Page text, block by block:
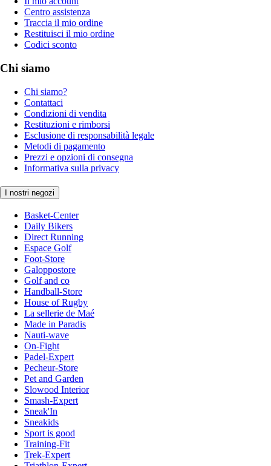
Centro assistenza
Traccia il mio ordine
Restituisci il mio ordine
Codici sconto
Chi siamo
Chi siamo?
Contattaci
Condizioni di vendita
Restituzioni e rimborsi
Esclusione di responsabilità legale
Metodi di pagamento
Prezzi e opzioni di consegna
Informativa sulla privacy
I nostri negozi
Basket-Center
Daily Bikers
Direct Running
Espace Golf
Foot-Store
Galoppostore
Golf and co
Handball-Store
House of Rugby
La sellerie de Maé
Made in Paradis
Nauti-wave
On-Fight
Padel-Expert
Pecheur-Store
Pet and Garden
Slowood Interior
Smash-Expert
Sneak'In
Sneakids
Sport is good
Training-Fit
Trek-Expert